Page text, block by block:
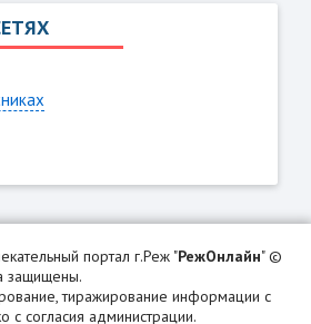
портал г.Реж "РежОнлайн" ©
защищены.
тиражирование информации с
с согласия администрации.